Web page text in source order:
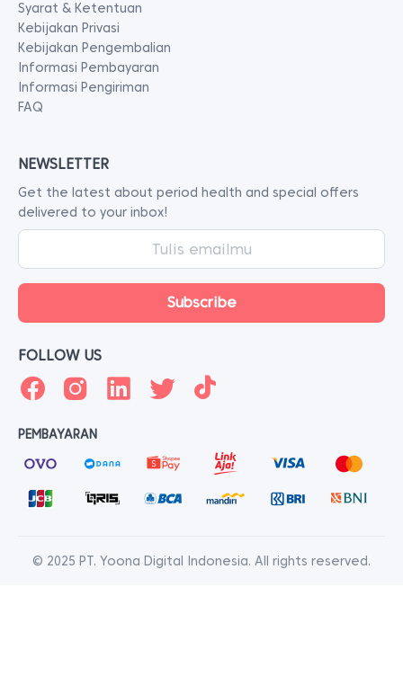
Syarat & Ketentuan
Kebijakan Privasi
Kebijakan Pengembalian
Informasi Pembayaran
Informasi Pengiriman
FAQ
NEWSLETTER
Get the latest about period health and special offers
delivered to your inbox!
FOLLOW US
PEMBAYARAN
© 2025 PT. Yoona Digital Indonesia. All rights reserved.